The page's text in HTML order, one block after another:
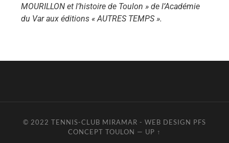
MOURILLON et l’histoire de Toulon » de l’Académie
du Var aux éditions « AUTRES TEMPS ».
© 2022 TENNIS-CLUB MIRAMAR - WEB DESIGN PFS
CONCEPT TOULON — UP ↑